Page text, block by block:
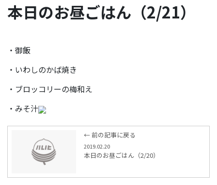
本日のお昼ごはん（2/21）
・御飯
・いわしのかば焼き
・ブロッコリーの梅和え
・みそ汁
← 前の記事に戻る
2019.02.20
本日のお昼ごはん（2/20）